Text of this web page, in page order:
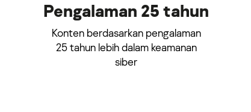
Pengalaman 25 tahun
Konten berdasarkan pengalaman
25 tahun lebih dalam keamanan
siber